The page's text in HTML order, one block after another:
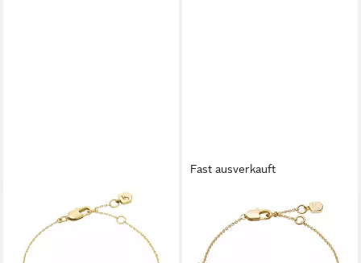
Armband Schmuck Geschenk
Metall Armkette ELLIS, mit
Zirkonia (synth)
Fast ausverkauft
Armband Schmuck Geschenk
Metall SUTTON Herzen, mit
Glasstein